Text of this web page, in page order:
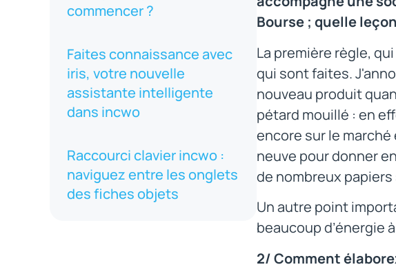
commencer ?
Faites connaissance avec
iris, votre nouvelle
assistante intelligente
dans incwo
Raccourci clavier incwo :
naviguez entre les onglets
des fiches objets
Bourse ; quelle
La première règle,
qui sont faites.
nouveau produit
pétard mouillé : en
encore sur le marché
neuve pour donner
de nombreux
Un autre point
beaucoup d’énergie
2/ Comment